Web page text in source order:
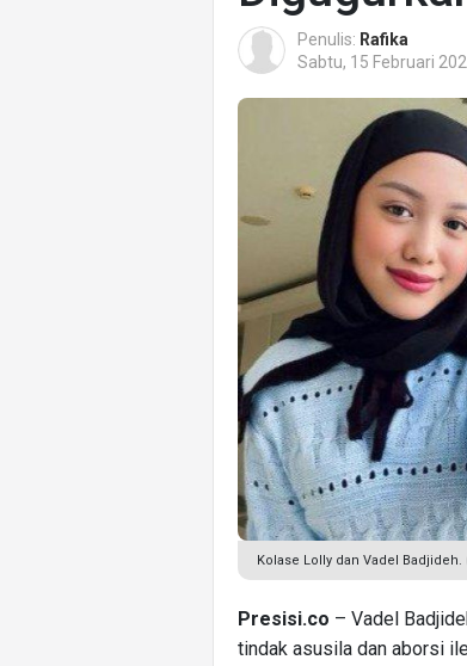
Penulis: Rafika
Sabtu, 15 Februari
Kolase Lolly dan Vadel Badjideh.
Presisi.co – Vadel
tindak asusila dan aborsi